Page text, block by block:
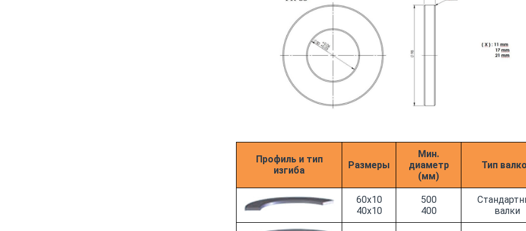
Профиль и тип
изгиба
Размеры
Мин.
диаметр
(мм)
Тип
60x10
40x10
500
400
валки